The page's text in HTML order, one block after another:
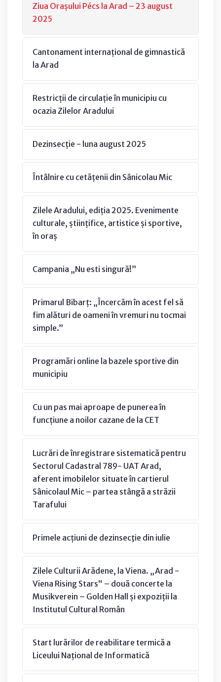
Ziua Orașului Pécs la Arad – 23 august
2025
Cantonament internațional de gimnastică
la Arad
Restricții de circulație în municipiu cu
ocazia Zilelor Aradului
Dezinsecție - luna august 2025
Întâlnire cu cetățenii din Sânicolau Mic
Zilele Aradului, ediția 2025. Evenimente
culturale, științifice, artistice și sportive,
în oraș
Campania „Nu esti singură!”
Primarul Bibarț: „Încercăm în acest fel să
fim alături de oameni în vremuri nu tocmai
simple.”
Programări online la bazele sportive din
municipiu
Cu un pas mai aproape de punerea în
funcțiune a noilor cazane de la CET
Lucrări de înregistrare sistematică pentru
Sectorul Cadastral 789- UAT Arad,
aferent imobilelor situate în cartierul
Sânicolaul Mic – partea stângă a străzii
Tarafului
Primele acțiuni de dezinsecţie din iulie
Zilele Culturii Arădene, la Viena. „Arad -
Viena Rising Stars“ – două concerte la
Musikverein – Golden Hall și expoziții la
Institutul Cultural Român
Start lurărilor de reabilitare termică a
Liceului Național de Informatică